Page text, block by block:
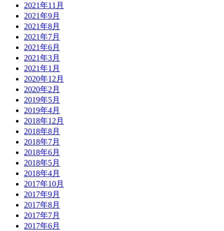
2021年11月
2021年9月
2021年8月
2021年7月
2021年6月
2021年3月
2021年1月
2020年12月
2020年2月
2019年5月
2019年4月
2018年12月
2018年8月
2018年7月
2018年6月
2018年5月
2018年4月
2017年10月
2017年9月
2017年8月
2017年7月
2017年6月